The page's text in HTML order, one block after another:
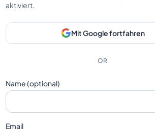
aktiviert.
Mit Google fortfahren
OR
Name (optional)
Email